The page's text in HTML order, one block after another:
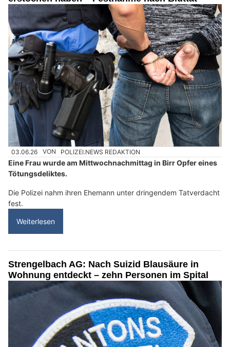
03.06.26 VON POLIZEI.NEWS REDAKTION
Eine Frau wurde am Mittwochnachmittag in Birr Opfer eines
Tötungsdeliktes.
Die Polizei nahm ihren Ehemann unter dringendem Tatverdacht
fest.
Weiterlesen
Strengelbach AG: Nach Suizid Blausäure in
Wohnung entdeckt – zehn Personen im Spital